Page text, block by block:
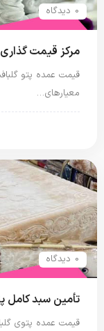
0 دیدگاه
مرکز قیمت
قیمت عمده پتو
معیارهای…
0 دیدگاه
تأمین سبد کامل
قیمت عمده پتوی